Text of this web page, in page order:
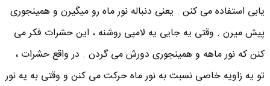
یابی استفاده می کنن . یعنی دنباله نور ماه رو میگیرن و همینجوری
پیش میرن . وقتی یه جایی یه لامپی روشنه ، این حشرات فکر می
کنن که نور ماهه و همینجوری دورش می گردن . در واقع حشرات ،
تو یه زاویه خاصی نسبت به نور ماه حرکت می کنن و وقتی به یه نور